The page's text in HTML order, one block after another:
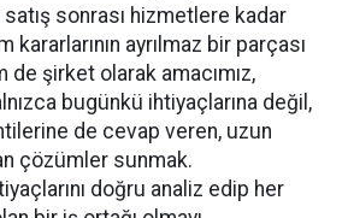
sonrası hizmetlere kadar
kararlarının ayrılmaz bir parçası
de şirket olarak amacımız,
bugünkü ihtiyaçlarına değil,
de cevap veren, uzun
çözümler sunmak.
doğru analiz edip her